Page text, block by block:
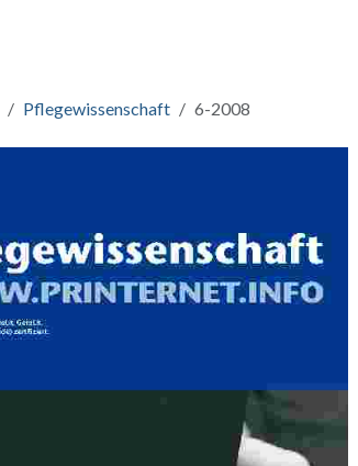
Pflegewissenschaft 6-2008